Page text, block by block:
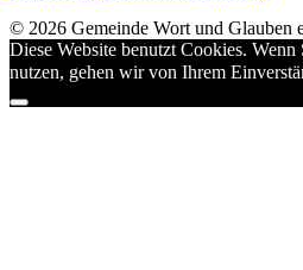
© 2026 Gemeinde Wort und Glauben
Diese Website benutzt Cookies. Wenn
nutzen, gehen wir von Ihrem